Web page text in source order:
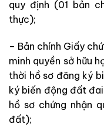
quy định (01 bản
thực);
– Bản chính Giấy
minh quyền sở hữu
thời hồ sơ đăng ký
ký biến động đất
hồ sơ chứng nhận
đất);